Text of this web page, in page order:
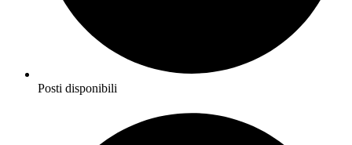
Posti disponibili